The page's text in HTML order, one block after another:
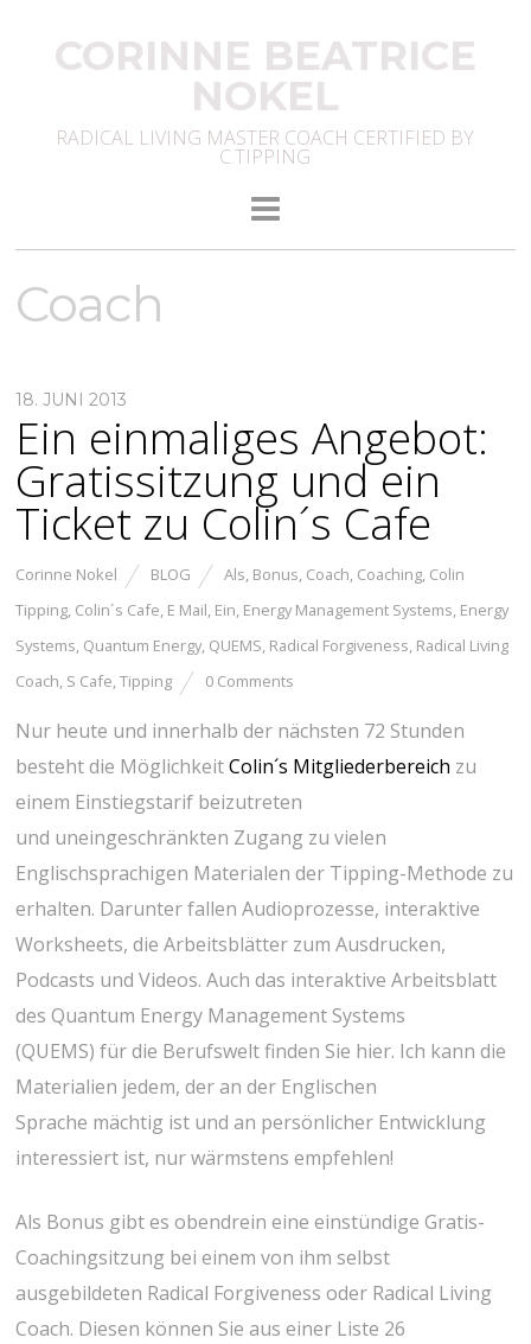
CORINNE BEATRICE
NOKEL
RADICAL LIVING MASTER COACH CERTIFIED BY
C.TIPPING
Coach
18. JUNI 2013
Ein einmaliges Angebot:
Gratissitzung und ein
Ticket zu Colin´s Cafe
Corinne Nokel BLOG Als, Bonus, Coach, Coaching, Colin
Tipping, Colin´s Cafe, E Mail, Ein, Energy Management Systems, Energy
Systems, Quantum Energy, QUEMS, Radical Forgiveness, Radical Living
Coach, S Cafe,Tipping 0 Comments
Nur heute und innerhalb der nächsten 72 Stunden
besteht die MöglichkeitColin´s Mitgliederbereich zu
einem Einstiegstarif beizutreten
und uneingeschränkten Zugang zu vielen
Englischsprachigen Materialen der Tipping-Methode zu
erhalten. Darunter fallen Audioprozesse, interaktive
Worksheets, die Arbeitsblätter zum Ausdrucken,
Podcasts und Videos. Auch das interaktive Arbeitsblatt
des Quantum Energy Management Systems
(QUEMS) für die Berufswelt finden Sie hier. Ich kann die
Materialien jedem, der an der Englischen
Sprache mächtig ist und an persönlicher Entwicklung
interessiert ist, nur wärmstens empfehlen!
Als Bonus gibt es obendrein eine einstündige Gratis-
Coachingsitzung bei einem von ihm selbst
ausgebildeten Radical Forgiveness oder Radical Living
Coach. Diesen können Sie aus einer Liste 26